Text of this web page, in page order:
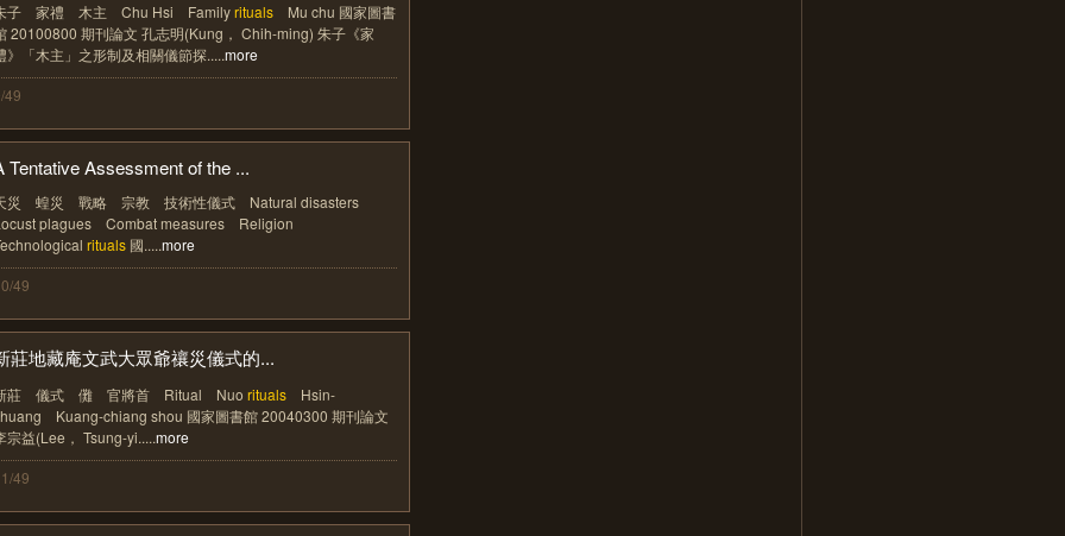
子 家禮 木主 Chu Hsi Familyrituals Mu chu 國家圖書
20100800 期刊論文 孔志明(Kung， Chih-ming) 朱子《家
》「木主」之形制及相關儀節探.....more
49
Tentative Assessment of the ...
災 蝗災 戰略 宗教 技術性儀式 Natural disasters
plagues Combat measures Religion
rituals 國.....more
49
莊地藏庵文武大眾爺禳災儀式的...
莊 儀式 儺 官將首 Ritual Nuo rituals Hsin-
Kuang-chiang shou 國家圖書館 20040300 期刊論文
宗益(Lee， Tsung-yi.....more
49